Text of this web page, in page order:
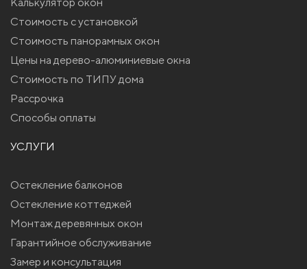
Стоимость с установкой
Стоимость панорамных окон
Цены на дерево-алюминиевые окна
Стоимость по ТИПУ дома
Рассрочка
Способы оплаты
УСЛУГИ
Остекление балконов
Остекление коттеджей
Монтаж деревянных окон
Гарантийное обслуживание
Замер и консультация